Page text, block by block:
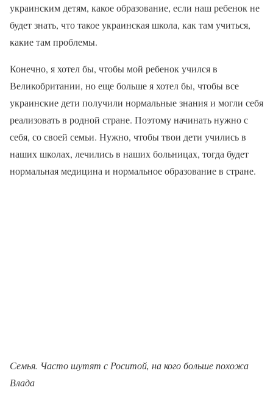
украинским детям, какое образование, если наш ребенок не
будет знать, что такое украинская школа, как там учиться,
какие там проблемы.
Конечно, я хотел бы, чтобы мой ребенок учился в
Великобритании, но еще больше я хотел бы, чтобы все
украинские дети получили нормальные знания и могли себя
реализовать в родной стране. Поэтому начинать нужно с
себя, со своей семьи. Нужно, чтобы твои дети учились в
наших школах, лечились в наших больницах, тогда будет
нормальная медицина и нормальное образование в стране.
Семья. Часто шутят с Роситой, на кого больше похожа
Влада